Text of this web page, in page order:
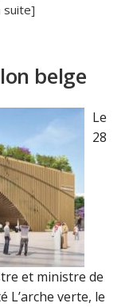
suite]
belge
Le
28
et ministre de
L’arche verte, le